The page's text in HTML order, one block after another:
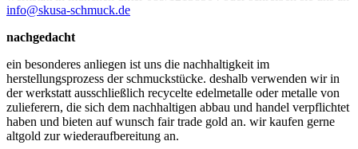
info@skusa-schmuck.de
nachgedacht
ein besonderes anliegen ist uns die nachhaltigkeit im
herstellungsprozess der schmuckstücke. deshalb verwenden wir in
der werkstatt ausschließlich recycelte edelmetalle oder metalle von
zulieferern, die sich dem nachhaltigen abbau und handel verpflichtet
haben und bieten auf wunsch fair trade gold an. wir kaufen gerne
altgold zur wiederaufbereitung an.